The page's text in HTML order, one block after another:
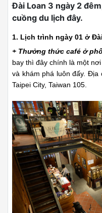
Đài Loan 3 ngày 2
cuồng du lịch đây.
1. Lịch trình ngày 01 ở
+ Thưởng thức café ở
bay thì đây chính là một
và khám phá luôn đấy. Địa
Taipei City, Taiwan 105.